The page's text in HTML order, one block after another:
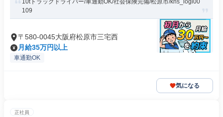
10tトラックドライバー/車通勤OK/社会保険完備/松原市/kns_logi00
109
〒580-0045大阪府松原市三宅西
月給35万円以上
車通勤OK
気になる
正社員